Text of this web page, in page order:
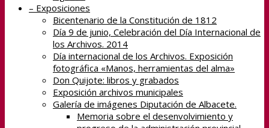
– Exposiciones
Bicentenario de la Constitución de 1812
Día 9 de junio, Celebración del Día Internacional de
los Archivos. 2014
Día internacional de los Archivos. Exposición
fotográfica «Manos, herramientas del alma»
Don Quijote: libros y grabados
Exposición archivos municipales
Galería de imágenes Diputación de Albacete.
Memoria sobre el desenvolvimiento y